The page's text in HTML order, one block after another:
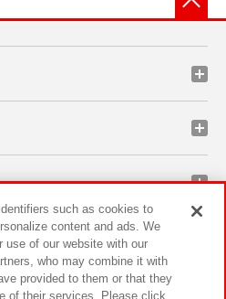
such as cookies to
content and ads. We
use of our website with our
who may combine it with
provided to them or that they
of their services. Please click